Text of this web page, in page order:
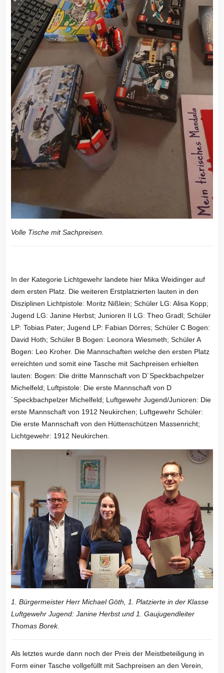
Volle Tische mit Sachpreisen.
In der Kategorie Lichtgewehr landete hier Mika Weidinger auf
dem ersten Platz. Die weiteren Erstplatzierten lauten in den
Disziplinen Lichtpistole: Moritz Nißlein; Schüler LG: Alisa Kopp;
Jugend LG: Janine Herbst; Junioren II LG: Theo Gradl; Schüler
LP: Tobias Pater; Jugend LP: Fabian Dörres; Schüler C Bogen:
David Hoth; Schüler B Bogen: Leonora Wiesmeth; Schüler A
Bogen: Leo Kroher. Die Mannschaften welche den ersten Platz
erreichten und somit eine Tasche mit Sachpreisen erhielten
lauten: Bogen: Die dritte Mannschaft von D´Speckbachpelzer
Michelfeld; Luftpistole: Die erste Mannschaft von D
´Speckbachpelzer Michelfeld; Luftgewehr Jugend/Junioren: Die
erste Mannschaft von 1912 Neukirchen; Luftgewehr Schüler:
Die erste Mannschaft von den Hüttenschützen Massenricht;
Lichtgewehr: 1912 Neukirchen.
1. Bürgermeister Herr Michael Göth, 1. Platzierte in der Klasse
Luftgewehr Jugend: Janine Herbst und 1. Gaujugendleiter
Thomas Borek.
Als letztes wurde dann noch der Preis der Meistbeteiligung in
Form einer Tasche vollgefüllt mit Sachpreisen an den Verein,